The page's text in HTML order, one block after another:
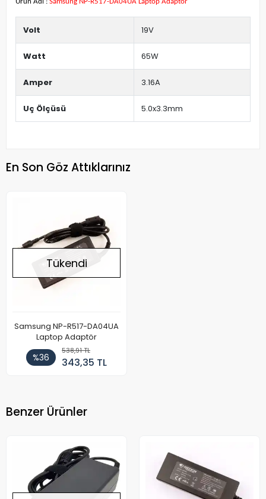
Ürün Adı : Samsung NP-R517-DA04UA Laptop Adaptör
Volt 19V
Watt 65W
Amper 3.16A
Uç Ölçüsü 5.0x3.3mm
En Son Göz Attıklarınız
Tükendi
Samsung NP-R517-DA04UA
Laptop Adaptör
%36
538,91 TL
343,35 TL
Benzer Ürünler